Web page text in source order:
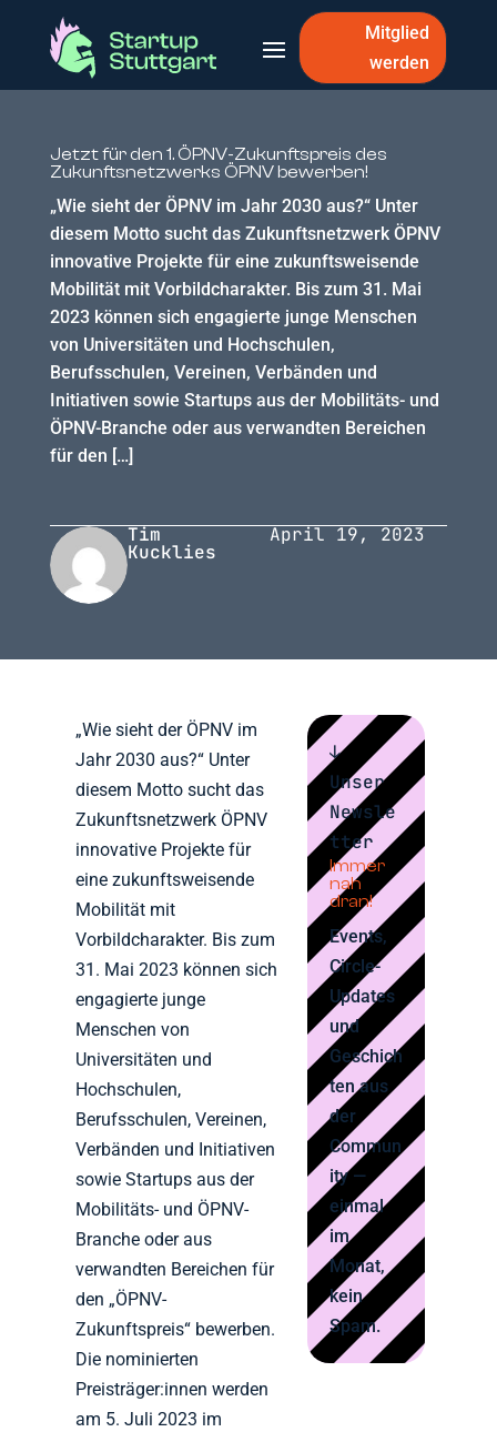
Mitglied
werden
Jetzt für den 1. ÖPNV-Zukunftspreis des
Zukunftsnetzwerks ÖPNV bewerben!
„Wie sieht der ÖPNV im Jahr 2030 aus?“ Unter
diesem Motto sucht das Zukunftsnetzwerk ÖPNV
innovative Projekte für eine zukunftsweisende
Mobilität mit Vorbildcharakter. Bis zum 31. Mai
2023 können sich engagierte junge Menschen
von Universitäten und Hochschulen,
Berufsschulen, Vereinen, Verbänden und
Initiativen sowie Startups aus der Mobilitäts- und
ÖPNV-Branche oder aus verwandten Bereichen
für den […]
Tim
Kucklies
April 19, 2023
„Wie sieht der ÖPNV im
Jahr 2030 aus?“ Unter
diesem Motto sucht das
Zukunftsnetzwerk ÖPNV
innovative Projekte für
eine zukunftsweisende
Mobilität mit
Vorbildcharakter. Bis zum
31. Mai 2023 können sich
engagierte junge
Menschen von
Universitäten und
Hochschulen,
Berufsschulen, Vereinen,
Verbänden und Initiativen
sowie Startups aus der
Mobilitäts- und ÖPNV-
Branche oder aus
verwandten Bereichen für
den „ÖPNV-
Zukunftspreis“ bewerben.
Die nominierten
Preisträger:innen werden
am 5. Juli 2023 im
↓
Unser
Newsle
tter
Immer
nah
dran!
Events,
Circle-
Updates
und
Geschich
ten aus
der
Commun
ity —
einmal
im
Monat,
kein
Spam.